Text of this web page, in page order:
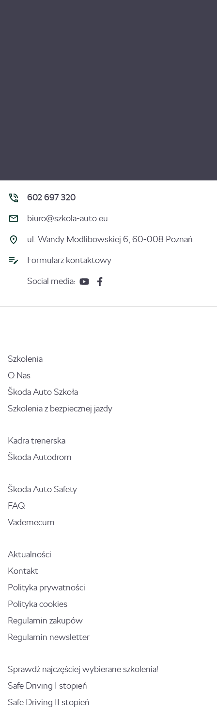
602 697 320
biuro@szkola-auto.eu
ul. Wandy Modlibowskiej 6, 60-008 Poznań
Formularz kontaktowy
Social media:
Szkolenia
O Nas
Škoda Auto Szkoła
Szkolenia z bezpiecznej jazdy
Kadra trenerska
Škoda Autodrom
Škoda Auto Safety
FAQ
Vademecum
Aktualności
Kontakt
Polityka prywatności
Polityka cookies
Regulamin zakupów
Regulamin newsletter
Sprawdź najczęściej wybierane szkolenia!
Safe Driving I stopień
Safe Driving II stopień